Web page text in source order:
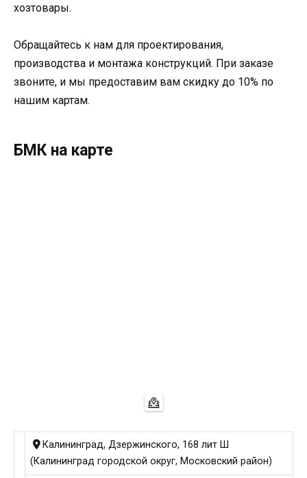
хозтовары.
Обращайтесь к нам для проектирования,
производства и монтажа конструкций. При заказе
звоните, и мы предоставим вам скидку до 10% по
нашим картам.
БМК на карте
Калининград, Дзержинского, 168 лит Ш
(Калининград городской округ, Московский район)